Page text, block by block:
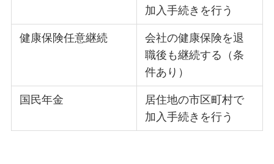
加入手続きを行う
健康保険任意継続
会社の健康保険を退
職後も継続する（条
件あり）
国民年金
居住地の市区町村で
加入手続きを行う